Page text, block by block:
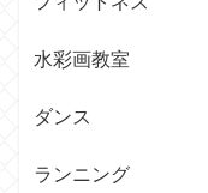
水彩画教室
ダンス
ランニング